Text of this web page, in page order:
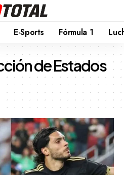
E-Sports Fórmula 1
de Estados